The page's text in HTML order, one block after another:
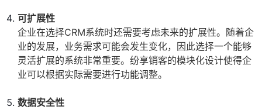
可扩展性
企业在选择CRM系统时还需要考虑未来的扩展性。随着企
业的发展，业务需求可能会发生变化，因此选择一个能够
灵活扩展的系统非常重要。纷享销客的模块化设计使得企
业可以根据实际需要进行功能调整。
数据安全性